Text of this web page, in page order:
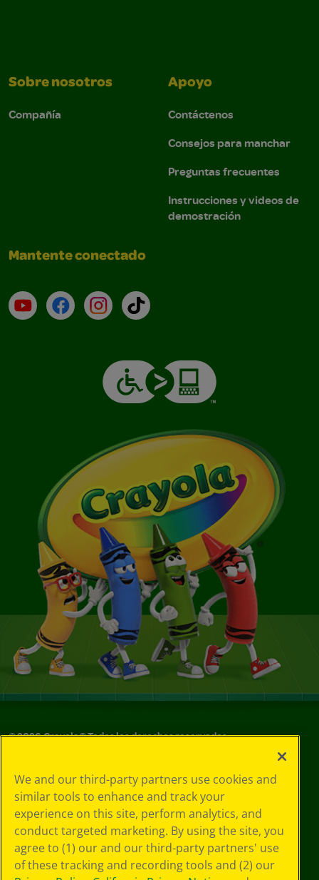
Sobre nosotros
Compañía
Apoyo
Contáctenos
Consejos para manchar
Preguntas frecuentes
Instrucciones y videos de
demostración
Mantente conectado
YouTube (en inglés)
Facebook (en inglés)
Instagram (en inglés)
TikTok
©2026Crayola® Todos los derechos reservados.
de privacidad
Política de
privacidad
Términos de SMS
GDPR
Aviso de
privacidad de CA
We and our third-party partners use cookies and
similar tools to enhance and track your
experience on this site, perform analytics, and
conduct targeted marketing. By using the site, you
agree to (1) our and our third-party partners' use
of these tracking and recording tools and (2) our